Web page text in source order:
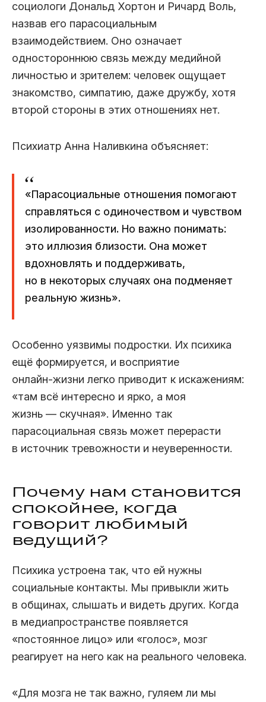
социологи Дональд Хортон и Ричард Воль,
назвав его парасоциальным
взаимодействием. Оно означает
одностороннюю связь между медийной
личностью и зрителем: человек ощущает
знакомство, симпатию, даже дружбу, хотя
второй стороны в этих отношениях нет.
Психиатр Анна Наливкина объясняет:
«Парасоциальные отношения помогают
справляться с одиночеством и чувством
изолированности. Но важно понимать:
это иллюзия близости. Она может
вдохновлять и поддерживать,
но в некоторых случаях она подменяет
реальную жизнь».
Особенно уязвимы подростки. Их психика
ещё формируется, и восприятие
онлайн‑жизни легко приводит к искажениям:
«там всё интересно и ярко, а моя
жизнь — скучная». Именно так
парасоциальная связь может перерасти
в источник тревожности и неуверенности.
Почему нам становится
спокойнее, когда
говорит любимый
ведущий?
Психика устроена так, что ей нужны
социальные контакты. Мы привыкли жить
в общинах, слышать и видеть других. Когда
в медиапространстве появляется
«постоянное лицо» или «голос», мозг
реагирует на него как на реального человека.
«Для мозга не так важно, гуляем ли мы